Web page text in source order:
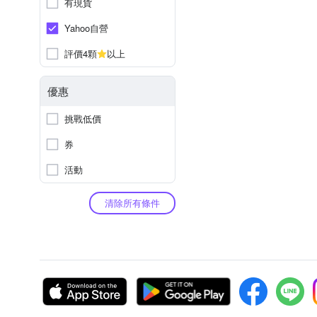
Yahoo自營
評價4顆
以上
優惠
挑戰低價
券
活動
清除所有條件